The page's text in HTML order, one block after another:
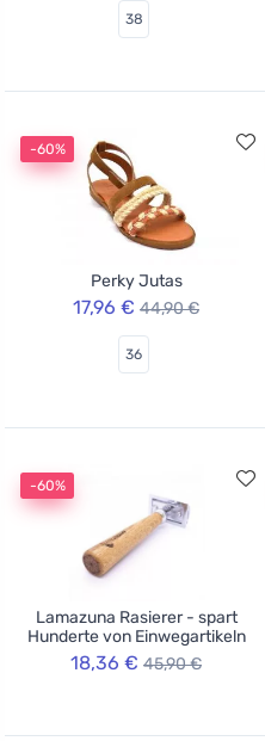
38
-60%
Perky Jutas
17,96 € 44,90 €
36
-60%
Lamazuna Rasierer - spart
Hunderte von Einwegartikeln
18,36 € 45,90 €